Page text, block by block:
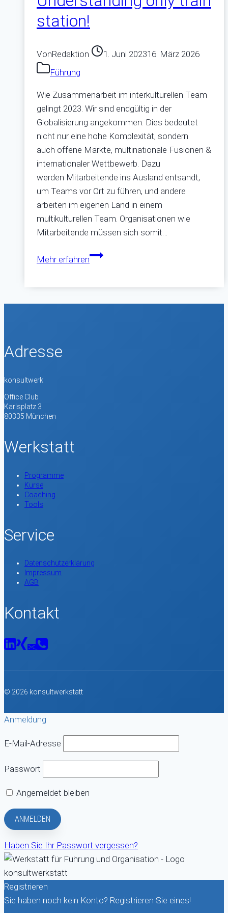
station!
VonRedaktion 1. Juni 202316. März 2026
Führung
Wie Zusammenarbeit im interkulturellen Team
gelingt 2023. Wir sind endgültig in der
Globalisierung angekommen. Dies bedeutet
nicht nur eine hohe Komplexität, sondern
auch offene Märkte, multinationale Fusionen &
internationaler Wettbewerb. Dazu
werden Mitarbeitende ins Ausland entsandt,
um Teams vor Ort zu führen, und andere
arbeiten im eigenen Land in einem
multikulturellen Team. Organisationen wie
Mitarbeitende müssen sich somit…
Mehr erfahrenUnderstanding
Adresse
konsultwerk
Office Club
Karlsplatz 3
80335 München
Werkstatt
Programme
Kurse
Coaching
Tools
Service
Datenschutzerklärung
Impressum
AGB
Kontakt
© 2026 konsultwerkstatt
Anmeldung
E-Mail-Adresse
Passwort
Angemeldet bleiben
Haben Sie Ihr Passwort vergessen?
Registrieren
Sie haben noch kein Konto? Registrieren Sie eines!